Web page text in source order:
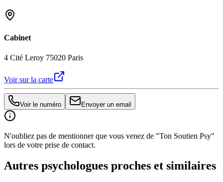
Cabinet
4 Cité Leroy 75020 Paris
Voir sur la carte
Voir le numéro Envoyer un email
N'oubliez pas de mentionner que vous venez de "Ton Soutien Psy"
lors de votre prise de contact.
Autres psychologues proches et similaires